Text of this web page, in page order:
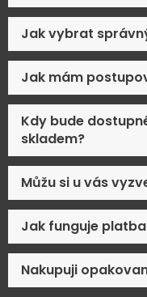
Jak vybrat
Jak mám
Kdy bude
skladem?
Můžu si u vás
Jak funguje
Nakupuji